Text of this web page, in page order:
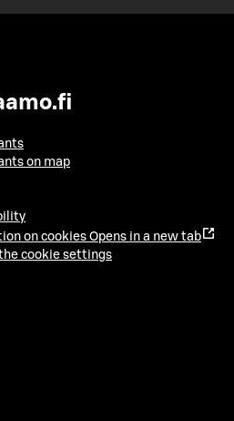
on map
on cookies Opens in a new tab
cookie settings